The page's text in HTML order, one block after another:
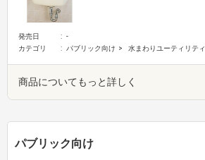
発売日
-
カテゴリ
パブリック向け 水まわりユーティリティ
商品についてもっと詳しく
パブリック向け